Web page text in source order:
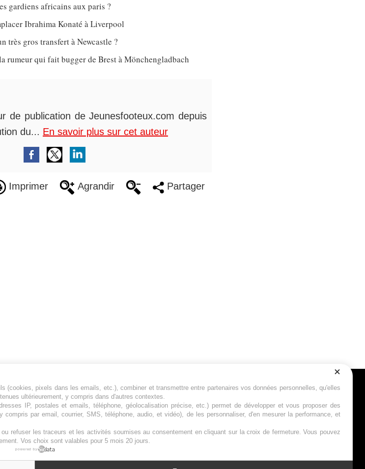
gardiens africains aux paris ?
Ibrahima Konaté à Liverpool
très gros transfert à Newcastle ?
rumeur qui fait bugger de Brest à Mönchengladbach
de publication de Jeunesfooteux.com depuis
du... En savoir plus sur cet auteur
Imprimer Agrandir Partager
est un média sportif qui traite
de l'actualité de la Ligue 1 et
actualités de la Ligue 2 et du
| Syndication |Powered by WM
Suivez-nous
pixels dans les emails, etc.), combiner et transmettre entre partenaires vos données personnelles, qu'elles
ultérieurement, y compris dans d'autres contextes.
IP, postales et emails, téléphone, géolocalisation précise, etc.) permet de développer et vous proposer des
par email, courrier, SMS, téléphone, audio, et vidéo), de les personnaliser, d'en mesurer la performance, et
refuser les traceurs et les activités soumises au consentement en cliquant sur la croix de fermeture. Vous pouvez
Vos choix sont valables pour 5 mois 20 jours.
powered by